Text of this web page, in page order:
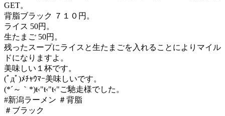
GET。
背脂ブラック ７１０円。
ライス 50円。
生たまご 50円。
残ったスープにライスと生たまごを入れることによりマイル
ドになりますよ。
美味しい１杯です。
(ﾟдﾟ)ﾒﾁｬｳﾏｰ美味しいです。
(*´～｀*)ŧ‹"ŧ‹"ŧ‹"ご馳走様でした。
#新潟ラーメン ＃背脂
＃ブラック